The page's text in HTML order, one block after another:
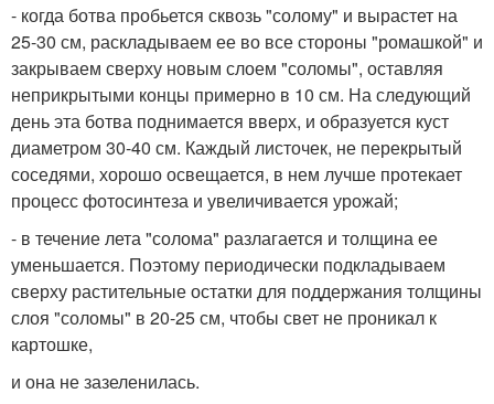
- когда ботва пробьется сквозь "солому" и вырастет на
25-30 см, раскладываем ее во все стороны "ромашкой" и
закрываем сверху новым слоем "соломы", оставляя
неприкрытыми концы примерно в 10 см. На следующий
день эта ботва поднимается вверх, и образуется куст
диаметром 30-40 см. Каждый листочек, не перекрытый
соседями, хорошо освещается, в нем лучше протекает
процесс фотосинтеза и увеличивается урожай;
- в течение лета "солома" разлагается и толщина ее
уменьшается. Поэтому периодически подкладываем
сверху растительные остатки для поддержания толщины
слоя "соломы" в 20-25 см, чтобы свет не проникал к
картошке,
и она не зазеленилась.